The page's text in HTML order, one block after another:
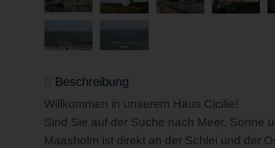
Beschreibung
Willkommen in unserem Haus Cicilie!
Sind Sie auf der Suche nach Meer, Sonne
Maasholm ist direkt an der Schlei und der